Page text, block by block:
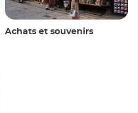
Achats et souvenirs